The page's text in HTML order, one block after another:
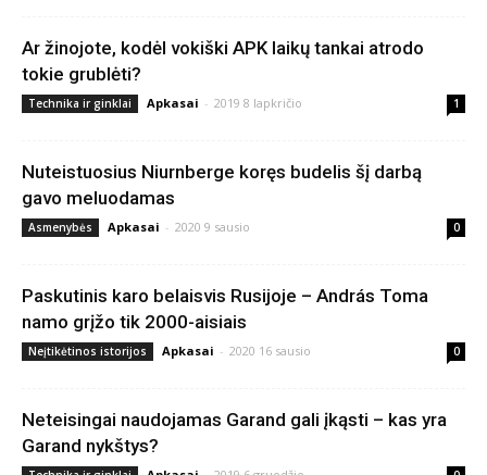
Ar žinojote, kodėl vokiški APK laikų tankai atrodo
tokie grublėti?
Technika ir ginklai Apkasai - 2019 8 lapkričio 1
Nuteistuosius Niurnberge koręs budelis šį darbą
gavo meluodamas
Asmenybės Apkasai - 2020 9 sausio 0
Paskutinis karo belaisvis Rusijoje – András Toma
namo grįžo tik 2000-aisiais
Neįtikėtinos istorijos Apkasai - 2020 16 sausio 0
Neteisingai naudojamas Garand gali įkąsti – kas yra
Garand nykštys?